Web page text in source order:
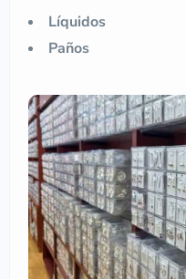
Líquidos
Paños